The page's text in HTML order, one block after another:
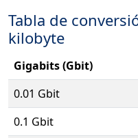
Tabla de
kilobyte
Gigabits (Gbit)
0.01 Gbit
0.1 Gbit